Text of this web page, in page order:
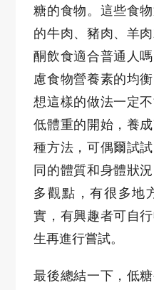
糖的食物。這些食
的牛肉、豬肉、羊
酮飲食適合普通人
慮食物營養素的均
想這樣的做法一定
低體重的開始，養
種方法，可偶爾試
同的體質和身體狀
多觀點，有很多地
實，有興趣者可自
生再進行嘗試。
最後總結一下，低